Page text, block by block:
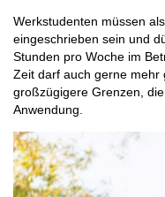
Werkstudenten müssen
eingeschrieben sein und
Stunden pro Woche im
Zeit darf auch gerne mehr
großzügigere Grenzen,
Anwendung.